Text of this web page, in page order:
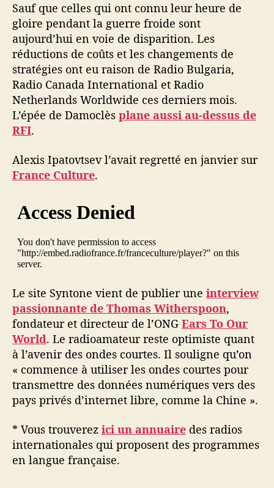
Sauf que celles qui ont connu leur heure de
gloire pendant la guerre froide sont
aujourd’hui en voie de disparition. Les
réductions de coûts et les changements de
stratégies ont eu raison de Radio Bulgaria,
Radio Canada International et Radio
Netherlands Worldwide ces derniers mois.
L’épée de Damoclès plane aussi au-dessus de
RFI.
Alexis Ipatovtsev l’avait regretté en janvier sur
France Culture.
Le site Syntone vient de publier une interview
passionnante de Thomas Witherspoon,
fondateur et directeur de l’ONG Ears To Our
World. Le radioamateur reste optimiste quant
à l’avenir des ondes courtes. Il souligne qu’on
« commence à utiliser les ondes courtes pour
transmettre des données numériques vers des
pays privés d’internet libre, comme la Chine ».
* Vous trouverez ici un annuaire des radios
internationales qui proposent des programmes
en langue française.